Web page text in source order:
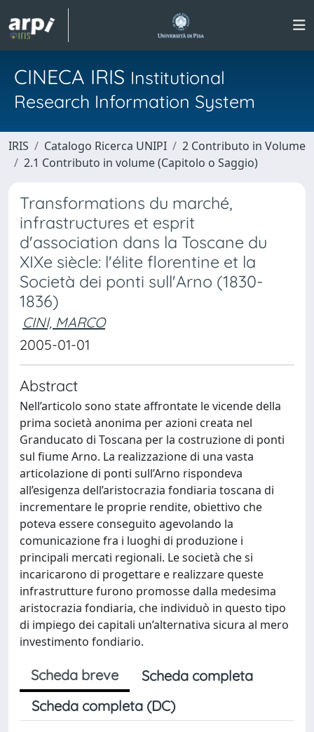
CINECA IRIS Institutional
Research Information System
IRIS Catalogo Ricerca UNIPI
2 Contributo in Volume
2.1 Contributo in volume (Capitolo o Saggio)
Transformations du marché,
infrastructures et esprit
d'association dans la Toscane du
XIXe siècle: l'élite florentine et la
Società dei ponti sull'Arno (1830-
1836)
CINI, MARCO
2005-01-01
Abstract
Nell’articolo sono state affrontate le vicende della
prima società anonima per azioni creata nel
Granducato di Toscana per la costruzione di ponti
sul fiume Arno. La realizzazione di una vasta
articolazione di ponti sull’Arno rispondeva
all’esigenza dell’aristocrazia fondiaria toscana di
incrementare le proprie rendite, obiettivo che
poteva essere conseguito agevolando la
comunicazione fra i luoghi di produzione i
principali mercati regionali. Le società che si
incaricarono di progettare e realizzare queste
infrastrutture furono promosse dalla medesima
aristocrazia fondiaria, che individuò in questo tipo
di impiego dei capitali un’alternativa sicura al mero
investimento fondiario.
Scheda breve
Scheda completa
Scheda completa (DC)